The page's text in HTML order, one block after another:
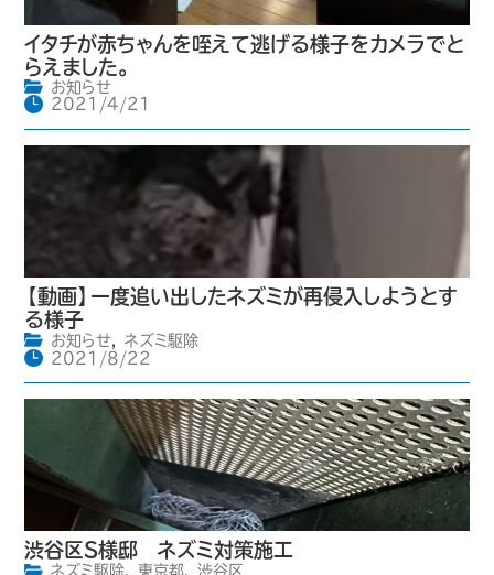
イタチが赤ちゃんを咥えて逃げる様子をカメラでと
らえました。
お知らせ
2021/4/21
【動画】一度追い出したネズミが再侵入しようとす
る様子
お知らせ,
ネズミ駆除
2021/8/22
渋谷区S様邸 ネズミ対策施工
ネズミ駆除, 東京都,
渋谷区